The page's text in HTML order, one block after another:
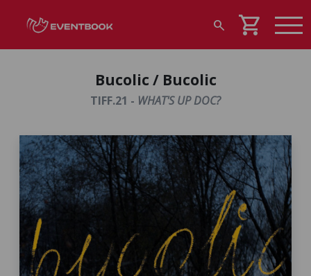
search shopping_cart
Bucolic / Bucolic
TIFF.21 - WHAT'S UP DOC?